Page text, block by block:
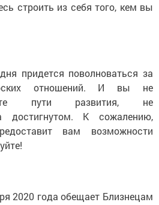
строить из себя того, кем вы
придется поволноваться за
отношений. И вы не
пути развития, не
достигнутом. К сожалению,
вам возможности
2020 года обещает Близнецам